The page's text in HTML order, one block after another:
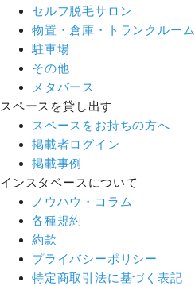
セルフ脱毛サロン
物置・倉庫・トランクルーム
駐車場
その他
メタバース
スペースを貸し出す
スペースをお持ちの方へ
掲載者ログイン
掲載事例
インスタベースについて
ノウハウ・コラム
各種規約
約款
プライバシーポリシー
特定商取引法に基づく表記